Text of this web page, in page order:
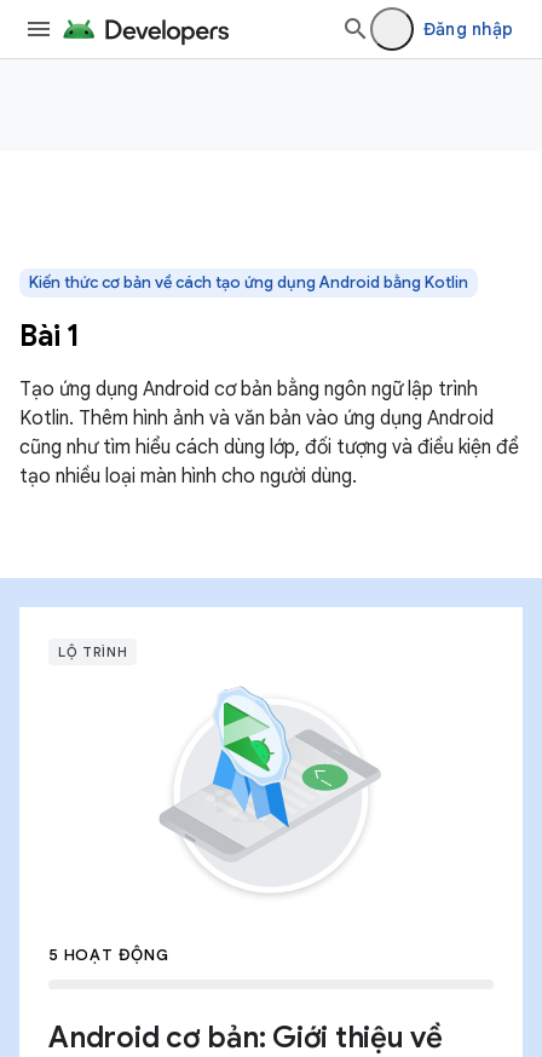
Đăng nhập
Kiến thức cơ bản về cách tạo ứng dụng Android bằng Kotlin
Bài 1
Tạo ứng dụng Android cơ bản bằng ngôn ngữ lập trình
Kotlin. Thêm hình ảnh và văn bản vào ứng dụng Android
cũng như tìm hiểu cách dùng lớp, đối tượng và điều kiện để
tạo nhiều loại màn hình cho người dùng.
LỘ TRÌNH
5 HOẠT ĐỘNG
Android cơ bản: Giới thiệu về